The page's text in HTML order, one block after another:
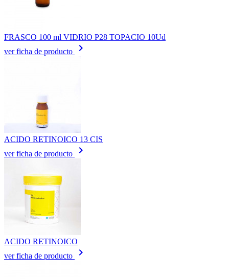
FRASCO 100 ml VIDRIO P28 TOPACIO 10Ud
ver ficha de producto
keyboard_arrow_right
ACIDO RETINOICO 13 CIS
ver ficha de producto
keyboard_arrow_right
ACIDO RETINOICO
ver ficha de producto
keyboard_arrow_right